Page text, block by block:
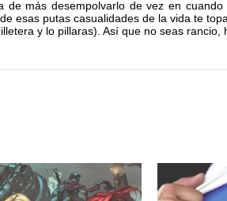
de más desempolvarlo de vez en
esas putas casualidades de la vida te
y lo pillaras). Así que no seas